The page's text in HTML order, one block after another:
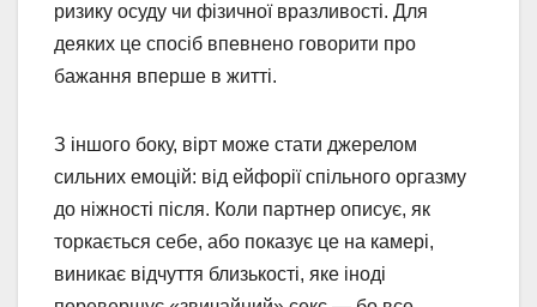
ризику осуду чи фізичної вразливості. Для
деяких це спосіб впевнено говорити про
бажання вперше в житті.
З іншого боку, вірт може стати джерелом
сильних емоцій: від ейфорії спільного оргазму
до ніжності після. Коли партнер описує, як
торкається себе, або показує це на камері,
виникає відчуття близькості, яке іноді